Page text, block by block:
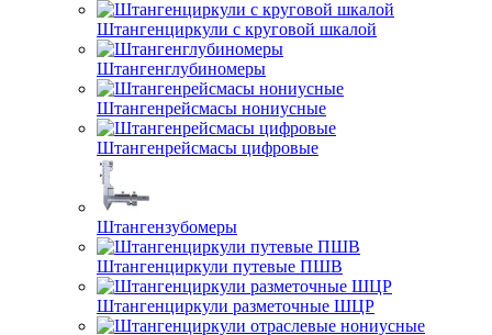
Штангенциркули с круговой шкалой
Штангенглубиномеры
Штангенрейсмасы нониусные
Штангенрейсмасы цифровые
Штангензубомеры
Штангенциркули путевые ПШВ
Штангенциркули разметочные ШЦР